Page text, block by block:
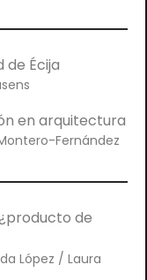
de Écija
en arquitectura
Fernández
de
López / Laura